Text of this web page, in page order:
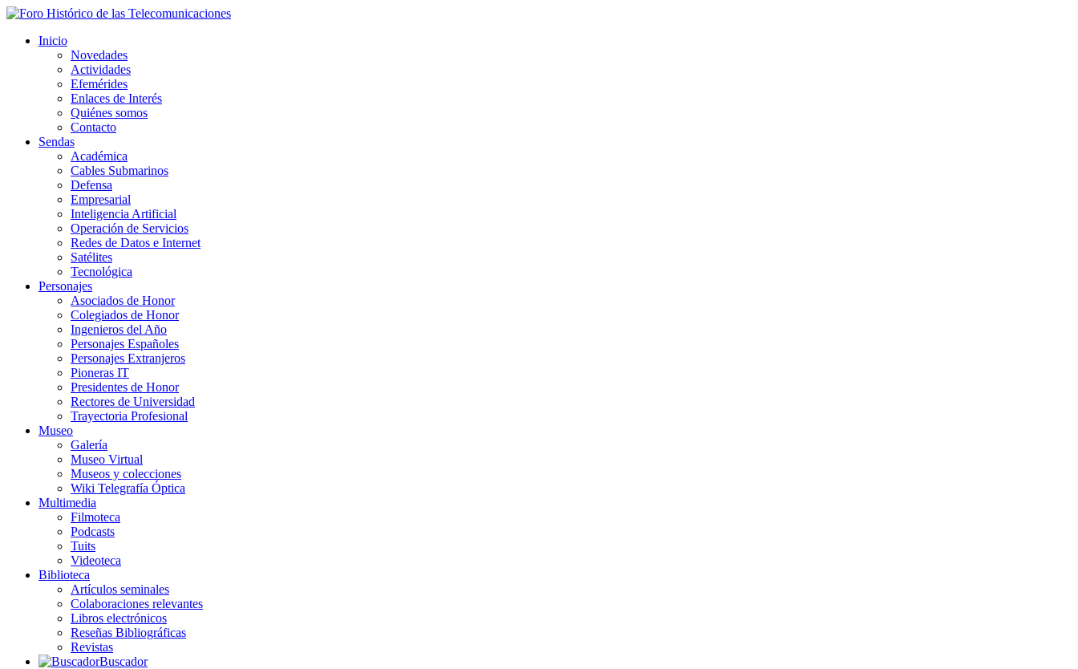
Inicio
Novedades
Actividades
Efemérides
Enlaces de Interés
Quiénes somos
Contacto
Sendas
Académica
Cables Submarinos
Defensa
Empresarial
Inteligencia Artificial
Operación de Servicios
Redes de Datos e Internet
Satélites
Tecnológica
Personajes
Asociados de Honor
Colegiados de Honor
Ingenieros del Año
Personajes Españoles
Personajes Extranjeros
Pioneras IT
Presidentes de Honor
Rectores de Universidad
Trayectoria Profesional
Museo
Galería
Museo Virtual
Museos y colecciones
Wiki Telegrafía Óptica
Multimedia
Filmoteca
Podcasts
Tuits
Videoteca
Biblioteca
Artículos seminales
Colaboraciones relevantes
Libros electrónicos
Reseñas Bibliográficas
Revistas
Buscador